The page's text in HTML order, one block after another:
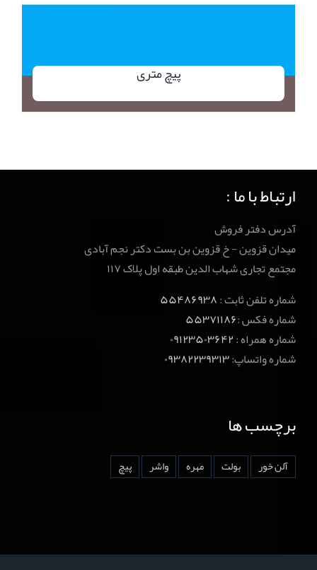
پیچ متری
ارتباط با ما :
آدرس دفتر فروش
میدان قزوین - خ قزوین بن بست دکتر نجم آبادی
مجتمع تجاری شهاب الدین طبقه اول پلاک ۱۱۷
شماره تلفن ثابت :۵۵۴۸۶۹۳۸
شماره فکس :۵۵۳۷۱۱۸۶
شماره همراه :۰۹۱۲۳۵۰۳۶۴۲
شماره واتساپ:۰۹۳۸۲۲۳۹۳۱۳
برچسب ها
آلن خور بولت مهره واشر پیچ